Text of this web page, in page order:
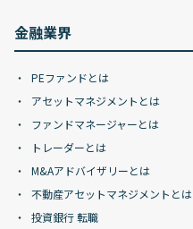
金融業界
PEファンドとは
アセットマネジメントとは
ファンドマネージャーとは
トレーダーとは
M&Aアドバイザリーとは
不動産アセットマネジメントとは
投資銀行 転職